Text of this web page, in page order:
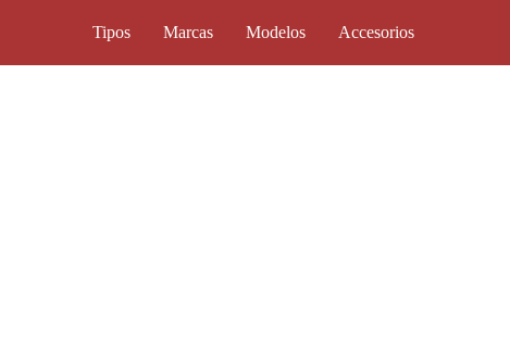
Tipos Marcas Modelos Accesorios